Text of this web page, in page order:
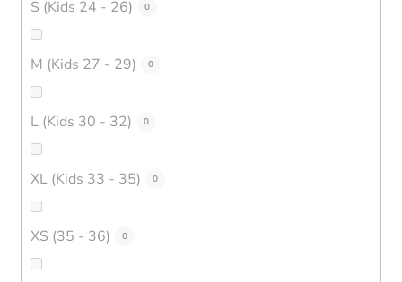
S (Kids 24 - 26) 0
M (Kids 27 - 29) 0
L (Kids 30 - 32) 0
XL (Kids 33 - 35) 0
XS (35 - 36) 0